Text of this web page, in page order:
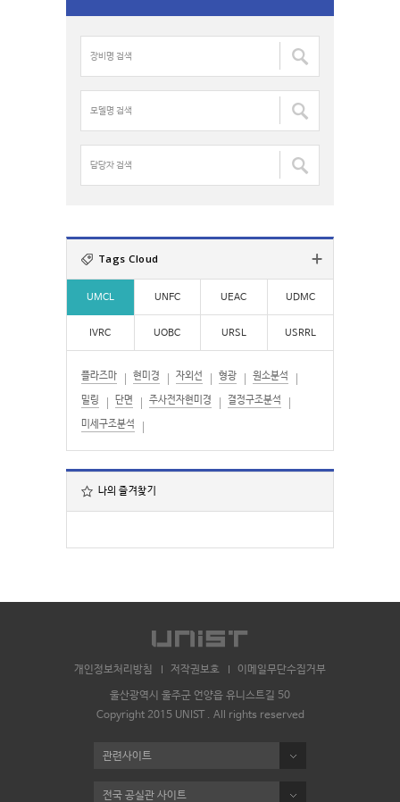
명
색
:
델
명
:자
:
Tags Cloud
UMCL UNFC UEAC UDMC
IVRC UOBC URSL USRRL
플라즈마 현미경 자외선 형광 원소분석
밀링 단면 주사전자현미경 결정구조분석
미세구조분석
나의 즐겨찾기
개인정보처리방침 저작권보호 이메일무단수집거부
울산광역시 울주군 언양읍 유니스트길 50
Copyright 2015 UNIST . All rights reserved
관련사이트
전국 공실관 사이트